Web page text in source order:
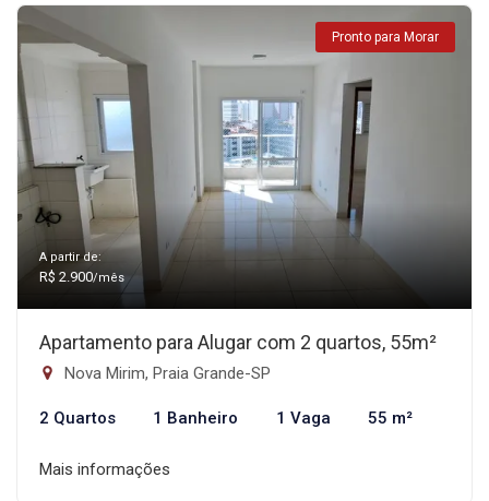
Pronto para Morar
A partir de:
R$ 2.900/mês
Apartamento para Alugar com 2 quartos, 55m²
Nova Mirim, Praia Grande-SP
2 Quartos 1 Banheiro 1 Vaga 55 m²
Mais informações